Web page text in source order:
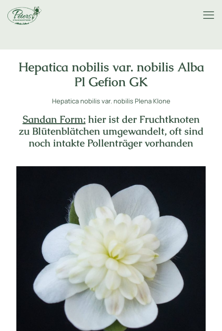
Hepatica nobilis var. nobilis Alba
Pl Gefion GK
Hepatica nobilis var. nobilis Plena Klone
Sandan Form: hier ist der Fruchtknoten
zu Blütenblätchen umgewandelt, oft sind
noch intakte Pollenträger vorhanden